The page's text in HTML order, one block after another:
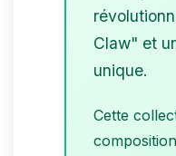
Claw" et
unique.
Cette